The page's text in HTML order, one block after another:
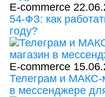
E-commerce
54-ФЗ: как
году?
E-commerce
Телеграм и МАКС-
в мессенджере